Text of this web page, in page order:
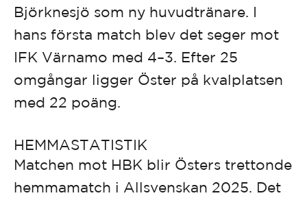
Björknesjö som ny huvudtränare. I
hans första match blev det seger mot
IFK Värnamo med 4–3. Efter 25
omgångar ligger Öster på kvalplatsen
med 22 poäng.
HEMMASTATISTIK
Matchen mot HBK blir Östers trettonde
hemmamatch i Allsvenskan 2025. Det